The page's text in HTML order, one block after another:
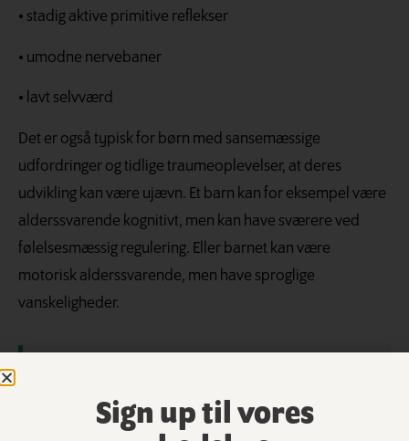
• stadig aktive primitive reflekser
• umodne nervebaner
• lavt selvværd
Det er også typisk for børn med sansemæssige
udfordringer og tidlige traumeoplevelser, at deres
udvikling kan være ujævn. Et barn kan for eksempel være
alderssvarende kognitivt, men kan have sværere ved
følelsesmæssig regulering. Eller barnet kan være
motorisk alderssvarende, men have sproglige
vanskeligheder.
Sign up til vores